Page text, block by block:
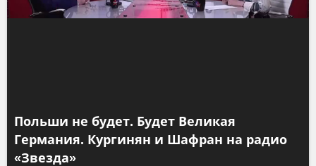
Польши не будет. Будет Великая
Германия. Кургинян и Шафран на радио
«Звезда»